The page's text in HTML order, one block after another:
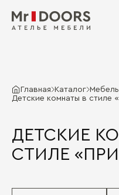
Главная Каталог
Детские комнаты в стиле
ДЕТСКИЕ
СТИЛЕ